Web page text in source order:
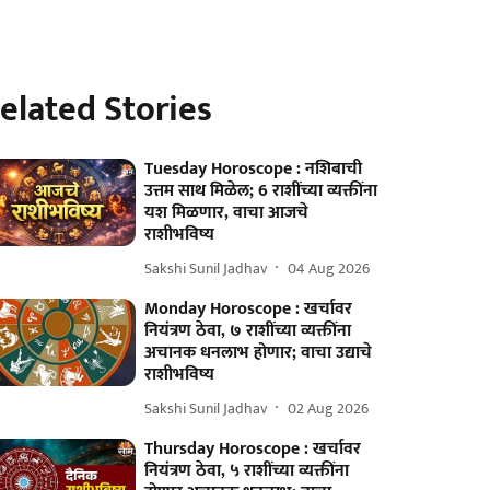
Stories
Tuesday Horoscope : नशिबाची
उत्तम साथ मिळेल; 6 राशींच्या व्यक्तींना
यश मिळणार, वाचा आजचे
राशीभविष्य
Sakshi Sunil Jadhav 04 Aug 2026
Monday Horoscope : खर्चावर
नियंत्रण ठेवा, ७ राशींच्या व्यक्तींना
अचानक धनलाभ होणार; वाचा उद्याचे
राशीभविष्य
Sakshi Sunil Jadhav 02 Aug 2026
Thursday Horoscope : खर्चावर
नियंत्रण ठेवा, ५ राशींच्या व्यक्तींना